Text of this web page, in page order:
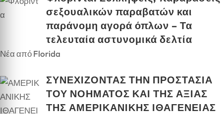
σεξουαλικών παραβατών και
παράνομη αγορά όπλων – Τα
τελευταία αστυνομικά δελτία
Νέα από Florida
ΣΥΝΕΧΙΖΟΝΤΑΣ ΤΗΝ ΠΡΟΣΤΑΣΙΑ
ΤΟΥ ΝΟΗΜΑΤΟΣ ΚΑΙ ΤΗΣ ΑΞΙΑΣ
ΤΗΣ ΑΜΕΡΙΚΑΝΙΚΗΣ ΙΘΑΓΕΝΕΙΑΣ